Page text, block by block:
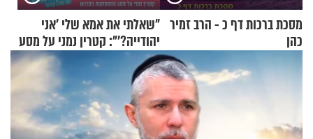
מסכת ברכות דף כ - הרב זמיר
כהן
"שאלתי את אמא שלי 'אני
יהודייה?'": קטרין נמני על מסע
ההתחזקות המרגש